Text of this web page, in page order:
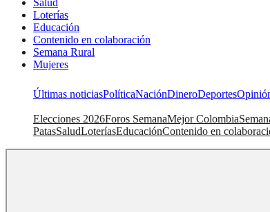
Salud
Loterías
Educación
Contenido en colaboración
Semana Rural
Mujeres
Últimas noticiasPolíticaNaciónDineroDeportes
Elecciones 2026Foros SemanaMejor Colombia
PatasSaludLoteríasEducaciónContenido en